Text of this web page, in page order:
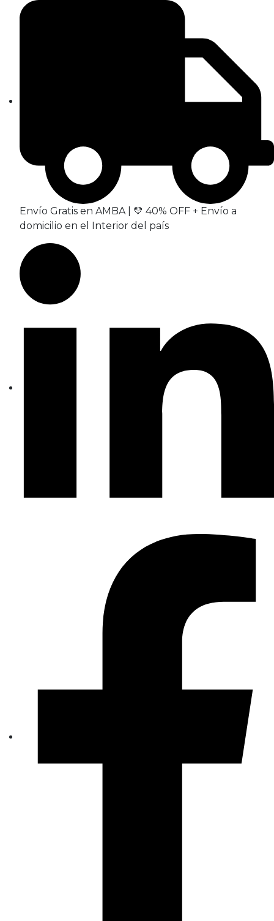
Envío Gratis en AMBA | 💛 40% OFF + Envío a
domicilio en el Interior del país